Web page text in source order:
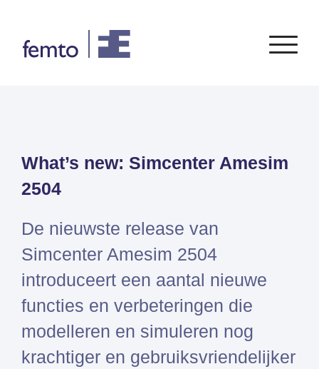
CONSULTANCY DIENSTEN
FEA
Systeemsimulaties
Design optimalisatie
Certificering
SIEMENS
PORTFOLIO
Simcenter
STAR-
CCM+
Simcenter
Amesim
Simcenter
3D
SOFTWARE
ENABLEMENT
What’s new: Simcenter Amesim
2504
De nieuwste release van
Simcenter Amesim 2504
introduceert een aantal nieuwe
functies en verbeteringen die
modelleren en simuleren nog
krachtiger en gebruiksvriendelijker